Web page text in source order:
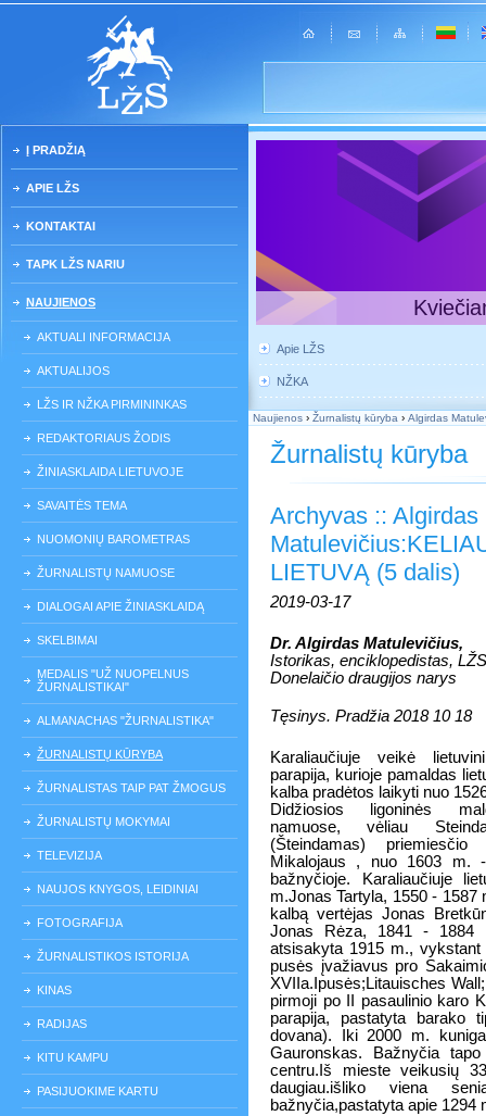
Į PRADŽIĄ
APIE LŽS
KONTAKTAI
TAPK LŽS NARIU
NAUJIENOS
AKTUALI INFORMACIJA
AKTUALIJOS
LŽS IR NŽKA PIRMININKAS
REDAKTORIAUS ŽODIS
ŽINIASKLAIDA LIETUVOJE
SAVAITĖS TEMA
NUOMONIŲ BAROMETRAS
ŽURNALISTŲ NAMUOSE
DIALOGAI APIE ŽINIASKLAIDĄ
SKELBIMAI
MEDALIS "UŽ NUOPELNUS
ŽURNALISTIKAI"
ALMANACHAS "ŽURNALISTIKA"
ŽURNALISTŲ KŪRYBA
ŽURNALISTAS TAIP PAT ŽMOGUS
ŽURNALISTŲ MOKYMAI
TELEVIZIJA
NAUJOS KNYGOS, LEIDINIAI
FOTOGRAFIJA
ŽURNALISTIKOS ISTORIJA
KINAS
RADIJAS
KITU KAMPU
PASIJUOKIME KARTU
Apie LŽS
NŽKA
Naujienos › Žurnalistų kūryba › Algirdas
Žurnalistų kūryba
Archyvas :: Algirdas
LIETUVĄ (5 dalis)
2019-03-17
Dr. Algirdas Matulevičius,
Istorikas, enciklopedistas,
Donelaičio draugijos narys
Tęsinys. Pradžia 2018 10 18
Karaliaučiuje veikė
parapija, kurioje pamaldas
kalba pradėtos laikyti nuo
Didžiosios ligoninės
namuose, vėliau
(Šteindamas) priemiesčio
Mikalojaus , nuo 1603 m.
bažnyčioje. Karaliaučiuje
m.Jonas Tartyla, 1550 -
kalbą vertėjas Jonas
Jonas Rėza, 1841 - 1884
atsisakyta 1915 m.,
pusės įvažiavus pro
XVIIa.Ipusės;Litauisches
pirmoji po II pasaulinio karo
parapija, pastatyta barako
dovana). Iki 2000 m.
Gauronskas. Bažnyčia
centru.Iš mieste veikusių
daugiau.išliko viena
bažnyčia,pastatyta apie 1294